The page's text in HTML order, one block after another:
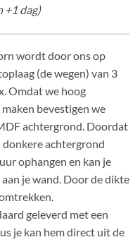
+1 dag)
wordt door ons op
(de wegen) van 3
Omdat we hoog
bevestigen we
achtergrond. Doordat
donkere achtergrond
ophangen en kan je
je wand. Door de dikte
geleverd met een
je kan hem direct uit de